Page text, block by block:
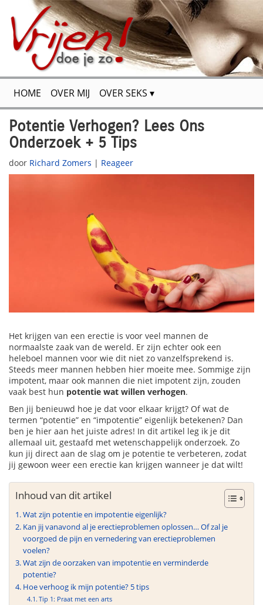
HOME OVER MIJ OVER SEKS
FLIRTEN & VERSIEREN VOOR JOU GETEST
SPANNENDE VERHALEN SITEMAP
Potentie Verhogen? Lees Ons
Onderzoek + 5 Tips
door Richard Zomers | Reageer
Het krijgen van een erectie is voor veel mannen de
normaalste zaak van de wereld. Er zijn echter ook een
heleboel mannen voor wie dit niet zo vanzelfsprekend is.
Steeds meer mannen hebben hier moeite mee. Sommige zijn
impotent, maar ook mannen die niet impotent zijn, zouden
vaak best hun potentie wat willen verhogen.
Ben jij benieuwd hoe je dat voor elkaar krijgt? Of wat de
termen “potentie” en “impotentie” eigenlijk betekenen? Dan
ben je hier aan het juiste adres! In dit artikel leg ik je dit
allemaal uit, gestaafd met wetenschappelijk onderzoek. Zo
kun jij direct aan de slag om je potentie te verbeteren, zodat
jij gewoon weer een erectie kan krijgen wanneer je dat wilt!
Inhoud van dit artikel
Wat zijn potentie en impotentie eigenlijk?
Kan jij vanavond al je erectieproblemen oplossen… Of zal je
voorgoed de pijn en vernedering van erectieproblemen
voelen?
Wat zijn de oorzaken van impotentie en verminderde
potentie?
Hoe verhoog ik mijn potentie? 5 tips
Tip 1: Praat met een arts